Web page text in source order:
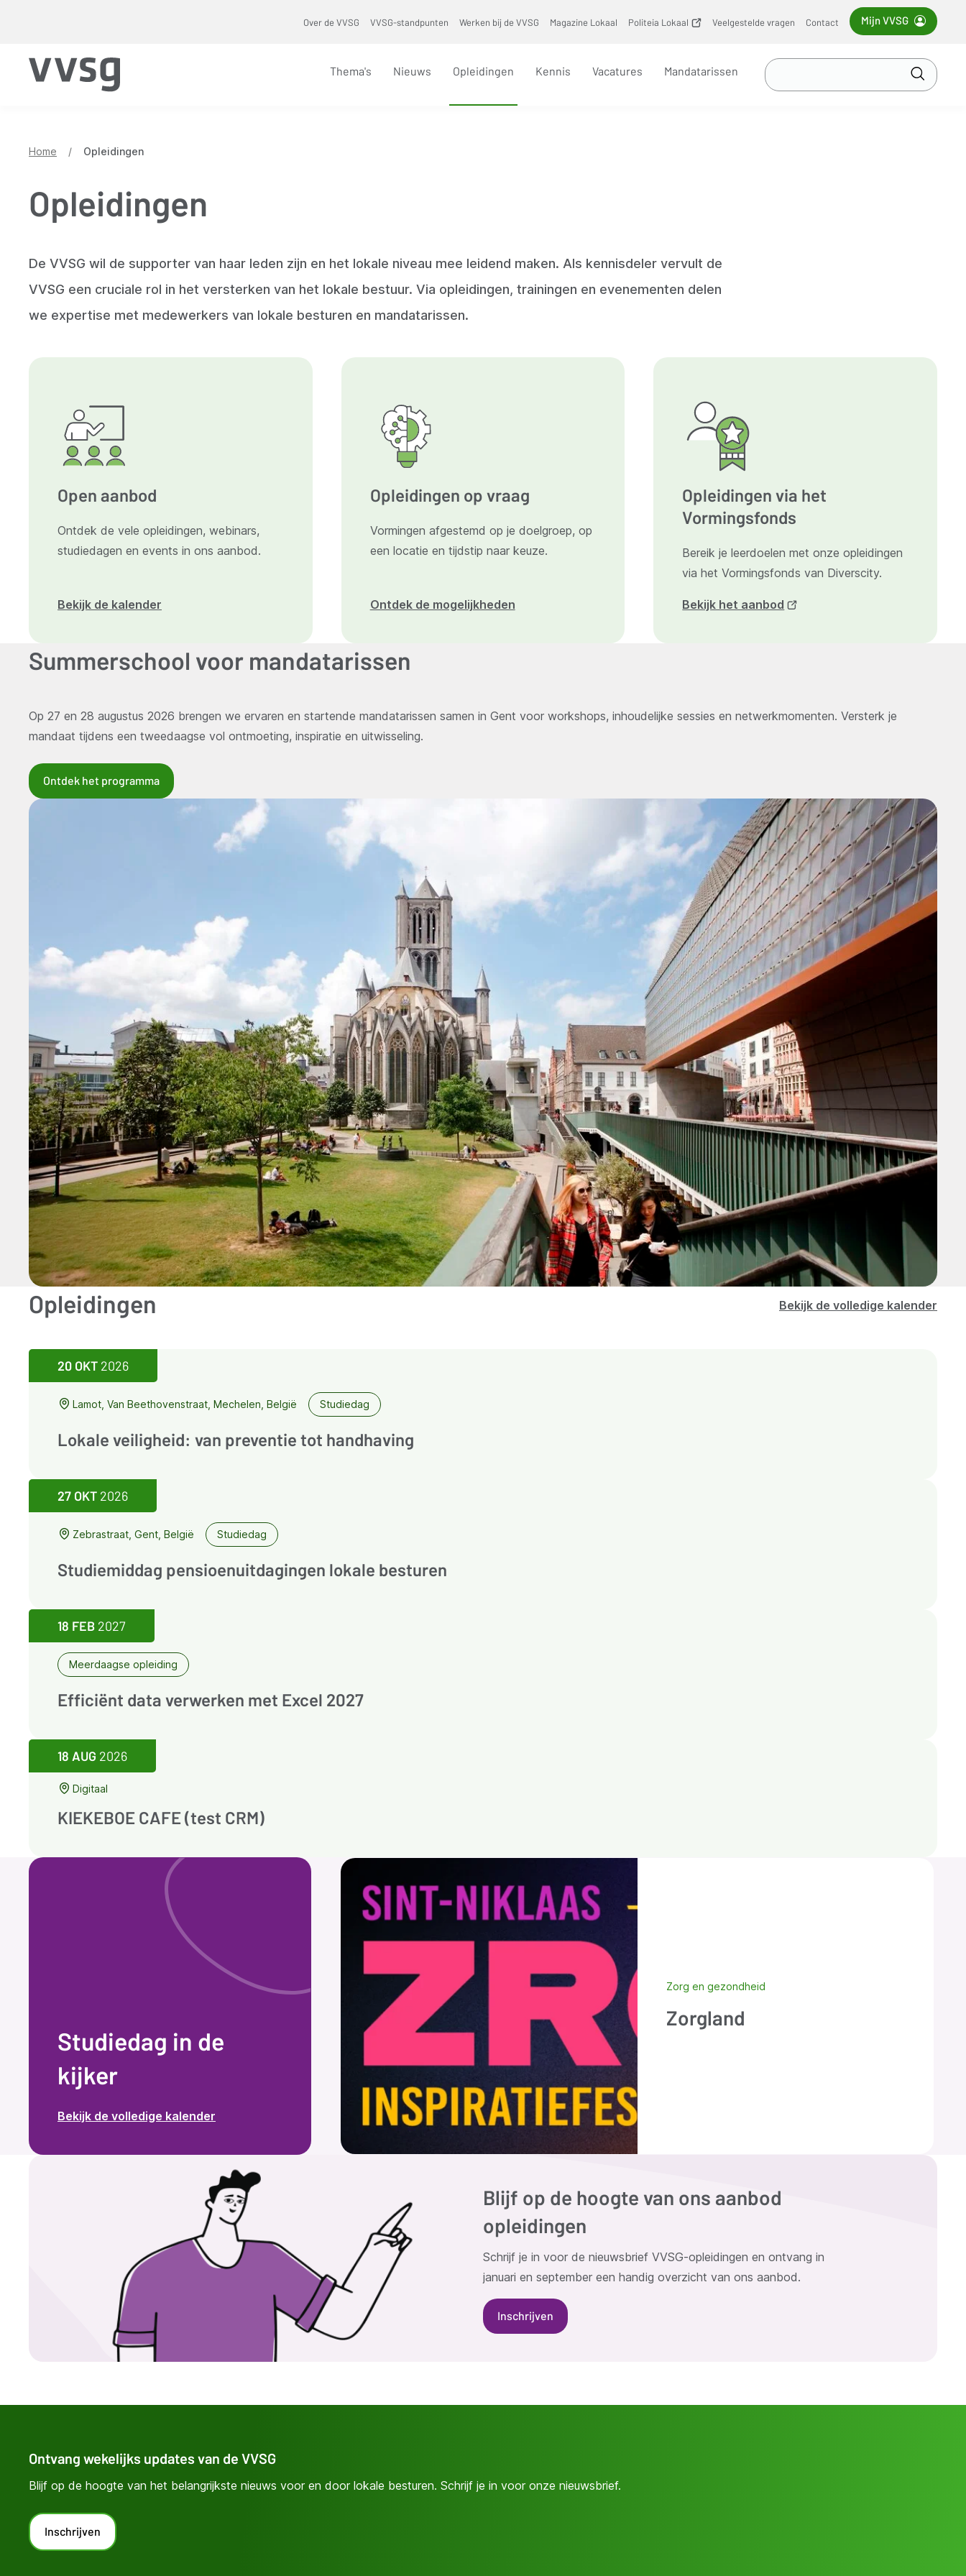
Over de VVSG VVSG-standpunten Werken bij de VVSG Magazine Lokaal Politeia Lokaal
(opent
Veelgestelde vragen Contact Mijn VVSG
Thema's Nieuws Opleidingen Kennis Vacatures Mandatarissen
Zoek
in
Home / Opleidingen
Opleidingen
De VVSG wil de supporter van haar leden zijn en het lokale niveau mee leidend maken. Als kennisdeler vervult de
VVSG een cruciale rol in het versterken van het lokale bestuur. Via opleidingen, trainingen en evenementen delen
we expertise met medewerkers van lokale besturen en mandatarissen.
Open aanbod
Ontdek de vele opleidingen, webinars,
studiedagen en events in ons aanbod.
Bekijk de kalender
Opleidingen op vraag
Vormingen afgestemd op je doelgroep, op
een locatie en tijdstip naar keuze.
Ontdek de mogelijkheden
Opleidingen via het
Vormingsfonds
Bereik je leerdoelen met onze opleidingen
via het Vormingsfonds van Diverscity.
Bekijk het aanbod
Summerschool voor mandatarissen
Op 27 en 28 augustus 2026 brengen we ervaren en startende mandatarissen samen in Gent voor workshops, inhoudelijke sessies en netwerkmomenten. Versterk je
mandaat tijdens een tweedaagse vol ontmoeting, inspiratie en uitwisseling.
Ontdek het programma
Opleidingen Bekijk de volledige kalender
20 OKT 2026
Lamot, Van Beethovenstraat, Mechelen, België Studiedag
Lokale veiligheid: van preventie tot handhaving
27 OKT 2026
Zebrastraat, Gent, België Studiedag
Studiemiddag pensioenuitdagingen lokale besturen
18 FEB 2027
Meerdaagse opleiding
Efficiënt data verwerken met Excel 2027
18 AUG 2026
Digitaal
KIEKEBOE CAFE (test CRM)
Studiedag in de
kijker
Bekijk de volledige kalender
Zorg en gezondheid
Zorgland
Blijf op de hoogte van ons aanbod
opleidingen
Schrijf je in voor de nieuwsbrief VVSG-opleidingen en ontvang in
januari en september een handig overzicht van ons aanbod.
Inschrijven
Ontvang wekelijks updates van de VVSG
Blijf op de hoogte van het belangrijkste nieuws voor en door lokale besturen. Schrijf je in voor onze nieuwsbrief.
Inschrijven